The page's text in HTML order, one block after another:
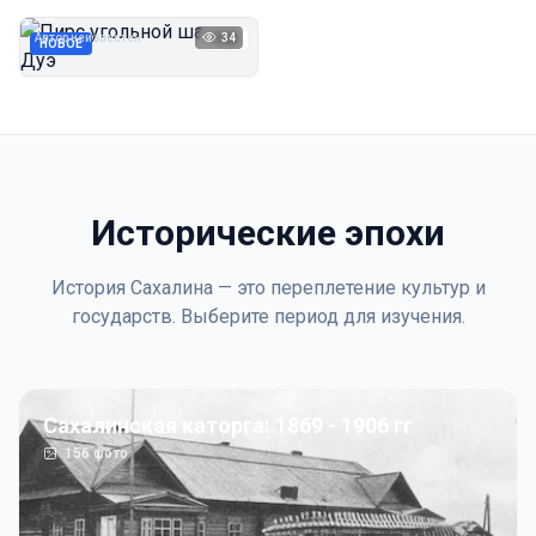
НОВОЕ 1923
Автор неизвестен 34
Исторические эпохи
История Сахалина — это переплетение культур и
государств. Выберите период для изучения.
Сахалинская каторга: 1869 - 1906 гг
156фото